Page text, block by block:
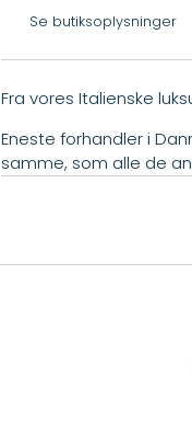
Se butiksoplysninger
Fra vores Italienske
Eneste forhandler i
samme, som alle de